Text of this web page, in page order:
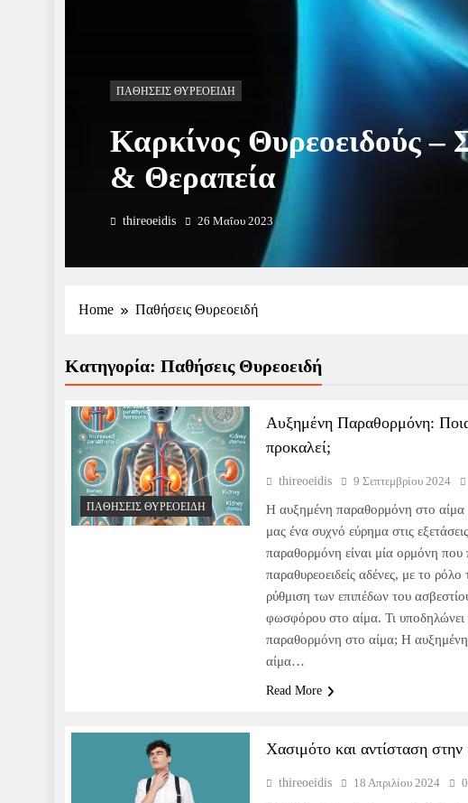
ΠΑΘΉΣΕΙΣ ΘΥΡΕΟΕΙΔΉ
Καρκίνος Θυρεοειδούς
& Θεραπεία
thireoeidis 26 Μαΐου 2023
Home Παθήσεις Θυρεοειδή
Κατηγορία: Παθήσεις Θυρεοειδή
ΠΑΘΉΣΕΙΣ ΘΥΡΕΟΕΙΔΉ
Αυξημένη Παραθορμόνη:
προκαλεί;
thireoeidis 9 Σεπτεμβρίου 2024
Η αυξημένη παραθορμόνη στο αίμα
μας ένα συχνό εύρημα στις
παραθορμόνη είναι μία ορμόνη που
παραθυρεοειδείς αδένες, με το ρόλο
ρύθμιση των επιπέδων του
φωσφόρου στο αίμα. Τι υποδηλώνει
παραθορμόνη στο αίμα; Η
αίμα…
Read More
Χασιμότο και αντίσταση στην
thireoeidis 18 Απριλίου 2024 0